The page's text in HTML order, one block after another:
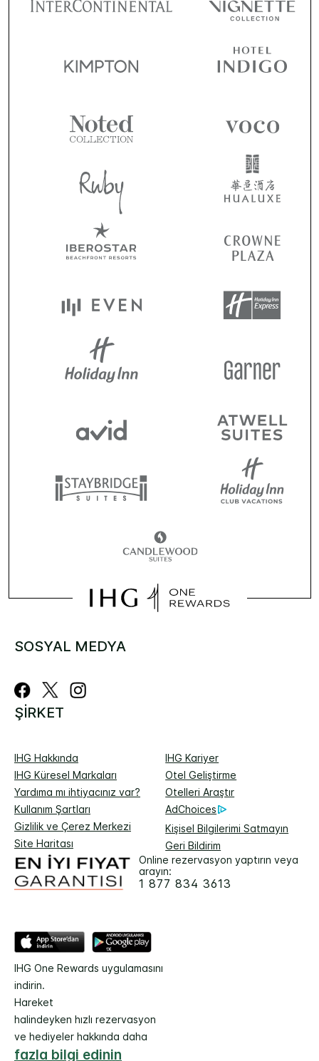
SOSYAL MEDYA
ŞIRKET
IHG Hakkında
IHG Kariyer
IHG Küresel Markaları
Otel Geliştirme
Yardıma mı ihtiyacınız var?
Otelleri Araştır
Kullanım Şartları
AdChoices
Gizlilik ve Çerez Merkezi
Kişisel Bilgilerimi Satmayın
Site Haritası
Geri Bildirim
Online rezervasyon yaptırın veya
arayın:
1 877 834 3613
IHG One Rewards uygulamasını
indirin.
Hareket
halindeyken hızlı rezervasyon
ve hediyeler hakkında daha
fazla bilgi edinin